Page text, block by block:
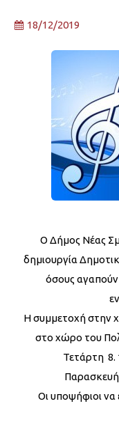
18/12/2019
Ο Δήμος Νέας
δημιουργία
όσους αγαπούν
Η συμμετοχή στην
στο χώρο του
Τετάρτη 8.
Οι υποψήφιοι να